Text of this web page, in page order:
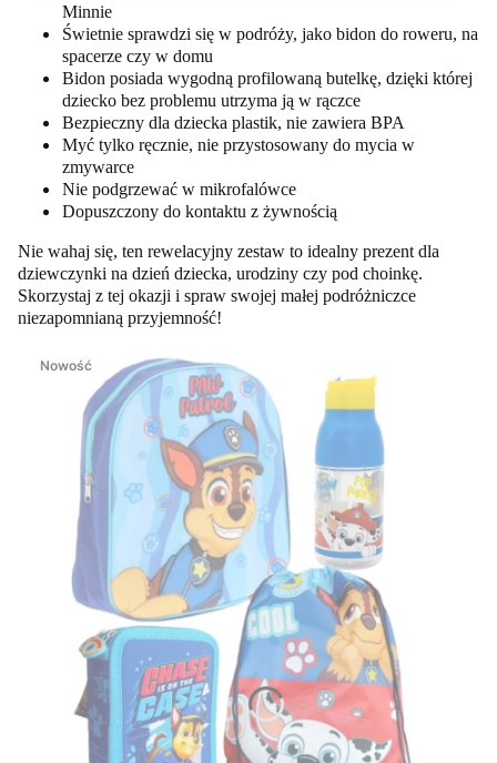
Minnie
Świetnie sprawdzi się w podróży, jako bidon do roweru, na
spacerze czy w domu
Bidon posiada wygodną profilowaną butelkę, dzięki której
dziecko bez problemu utrzyma ją w rączce
Bezpieczny dla dziecka plastik, nie zawiera BPA
Myć tylko ręcznie, nie przystosowany do mycia w
zmywarce
Nie podgrzewać w mikrofalówce
Dopuszczony do kontaktu z żywnością
Nie wahaj się, ten rewelacyjny zestaw to idealny prezent dla
dziewczynki na dzień dziecka, urodziny czy pod choinkę.
Skorzystaj z tej okazji i spraw swojej małej podróżniczce
niezapomnianą przyjemność!
Nowość